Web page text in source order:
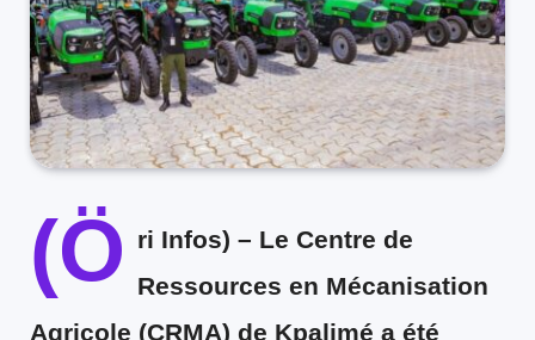
(Ö ri Infos) – Le Centre de
Ressources en Mécanisation
Agricole (CRMA) de Kpalimé a été